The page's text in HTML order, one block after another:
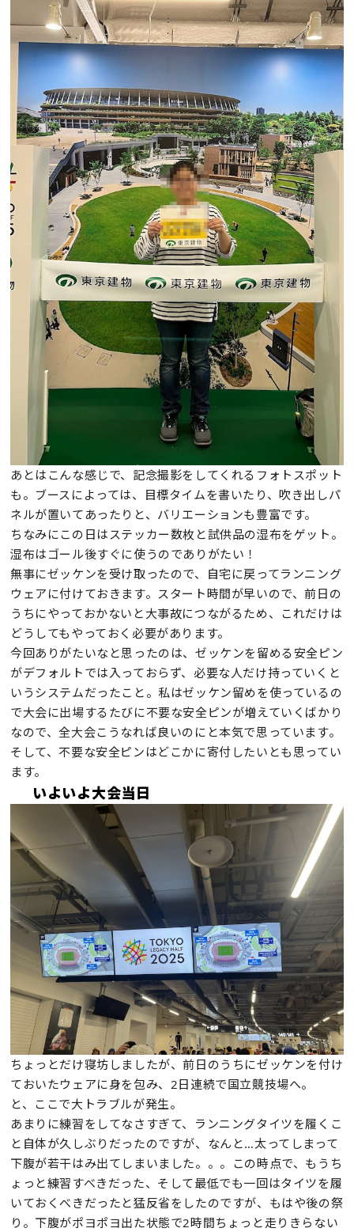
あとはこんな感じで、記念撮影をしてくれるフォトスポット
も。ブースによっては、目標タイムを書いたり、吹き出しパ
ネルが置いてあったりと、バリエーションも豊富です。
ちなみにこの日はステッカー数枚と試供品の湿布をゲット。
湿布はゴール後すぐに使うのでありがたい！
無事にゼッケンを受け取ったので、自宅に戻ってランニング
ウェアに付けておきます。スタート時間が早いので、前日の
うちにやっておかないと大事故につながるため、これだけは
どうしてもやっておく必要があります。
今回ありがたいなと思ったのは、ゼッケンを留める安全ピン
がデフォルトでは入っておらず、必要な人だけ持っていくと
いうシステムだったこと。私はゼッケン留めを使っているの
で大会に出場するたびに不要な安全ピンが増えていくばかり
なので、全大会こうなれば良いのにと本気で思っています。
そして、不要な安全ピンはどこかに寄付したいとも思ってい
ます。
いよいよ大会当日
ちょっとだけ寝坊しましたが、前日のうちにゼッケンを付け
ておいたウェアに身を包み、2日連続で国立競技場へ。
と、ここで大トラブルが発生。
あまりに練習をしてなさすぎて、ランニングタイツを履くこ
と自体が久しぶりだったのですが、なんと…太ってしまって
下腹が若干はみ出てしまいました。。。この時点で、もうち
ょっと練習すべきだった、そして最低でも一回はタイツを履
いておくべきだったと猛反省をしたのですが、もはや後の祭
り。下腹がポヨポヨ出た状態で2時間ちょっと走りきらない